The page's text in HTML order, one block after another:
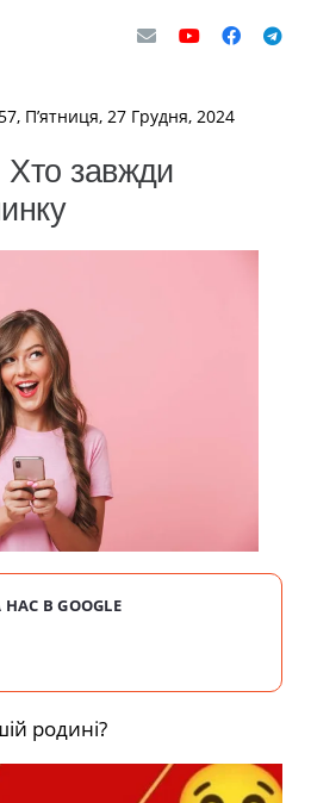
П’ятниця, 27 Грудня, 2024
Хто завжди
В GOOGLE
родині?